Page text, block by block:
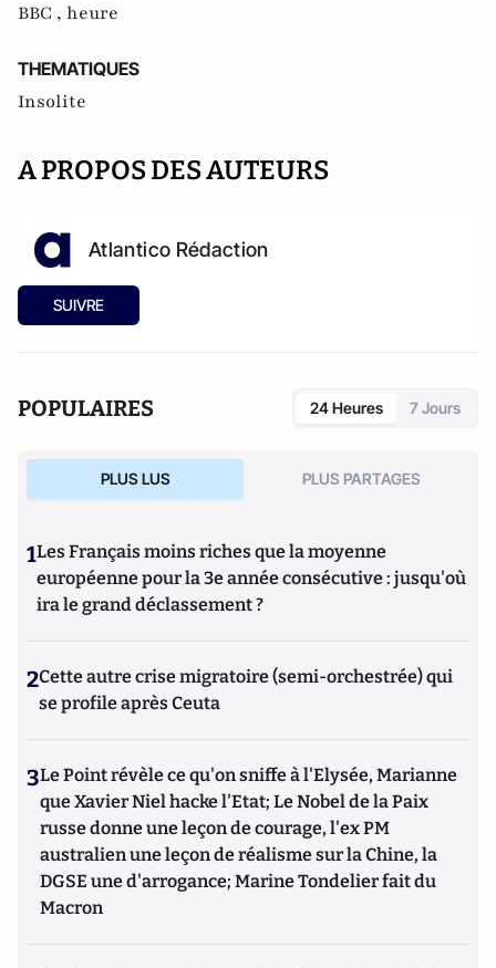
BBC , heure
THEMATIQUES
Insolite
A PROPOS DES AUTEURS
Atlantico Rédaction
SUIVRE
POPULAIRES 24 Heures 7 Jours
PLUS LUS PLUS PARTAGES
1Les Français moins riches que la moyenne
européenne pour la 3e année consécutive : jusqu'où
ira le grand déclassement ?
2Cette autre crise migratoire (semi-orchestrée) qui
se profile après Ceuta
3Le Point révèle ce qu'on sniffe à l'Elysée, Marianne
que Xavier Niel hacke l'Etat; Le Nobel de la Paix
russe donne une leçon de courage, l'ex PM
australien une leçon de réalisme sur la Chine, la
DGSE une d'arrogance; Marine Tondelier fait du
Macron